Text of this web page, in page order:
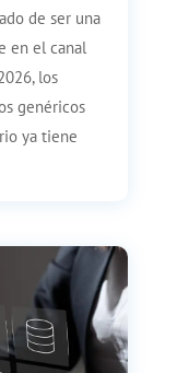
de ser una
en el canal
los
genéricos
ya tiene